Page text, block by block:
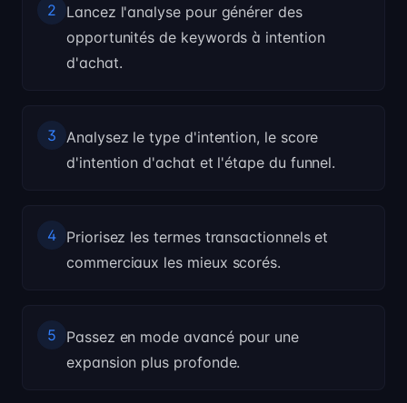
2
Lancez l'analyse pour générer des
opportunités de keywords à intention
d'achat.
3 Analysez le type d'intention, le score
d'intention d'achat et l'étape du funnel.
4
Priorisez les termes transactionnels et
commerciaux les mieux scorés.
5
Passez en mode avancé pour une
expansion plus profonde.